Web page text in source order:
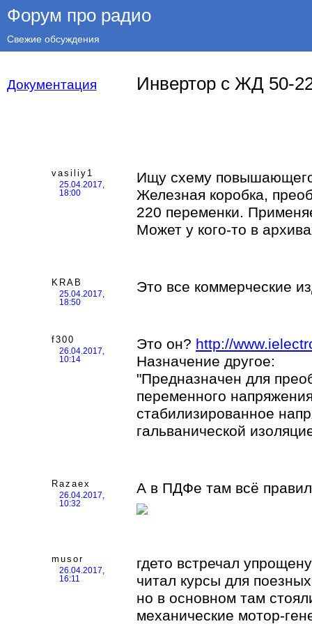
Форум про радио
Свежие обсуждения
Документация Инвертор с ЖД 50-
vasiliy1
25.04.2017,
18:00
Ищу схему
Железная коробка,
220 переменки.
Может у кого-то в
KRAB
25.04.2017,
18:50
Это все коммерческие
f300
26.04.2017,
10:14
Это он? http://
Назначение другое:
"Предназначен для
переменного
стабилизированное
гальванической
Razaex
26.04.2017,
10:32
А в ПДФе там всё
musor
26.04.2017,
16:11
гдето встречал
читал курсы для
но в основном там
механические мотор-